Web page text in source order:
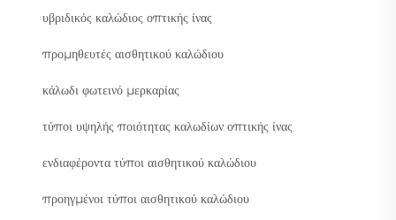
υβριδικός καλώδιος οπτικής ίνας
προμηθευτές αισθητικού καλώδιου
κάλωδι φωτεινό μερκαρίας
τύποι υψηλής ποιότητας καλωδίων οπτικής ίνας
ενδιαφέροντα τύποι αισθητικού καλώδιου
προηγμένοι τύποι αισθητικού καλώδιου